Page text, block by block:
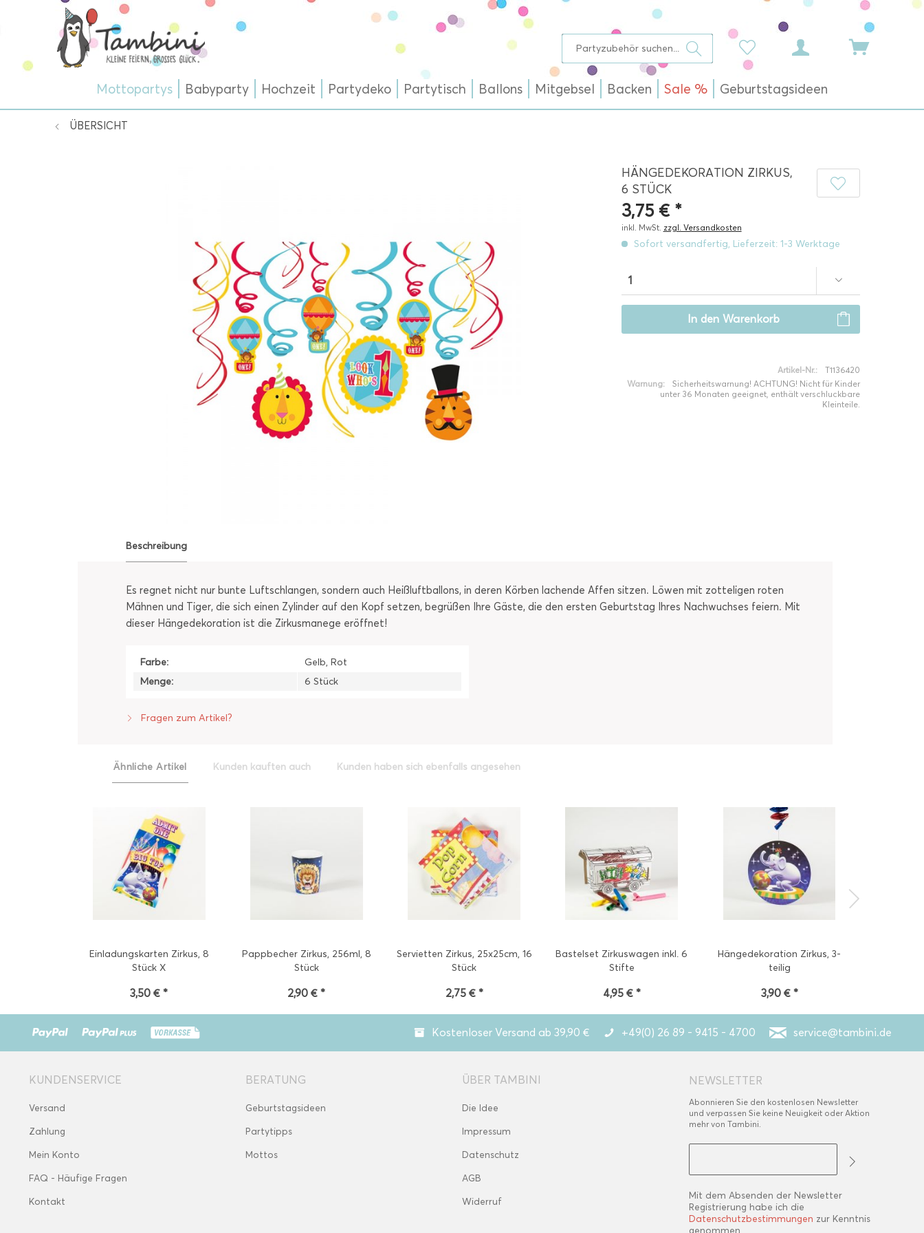
Mottopartys Babyparty Hochzeit Partydeko Partytisch Ballons Mitgebsel Backen Sale % Geburtstagsideen
ÜBERSICHT
HÄNGEDEKORATION ZIRKUS,
6 STÜCK
3,75 € *
inkl. MwSt. zzgl. Versandkosten
Sofort versandfertig, Lieferzeit: 1-3 Werktage
In den Warenkorb
Artikel-Nr.:
T1136420
Warnung:
Sicherheitswarnung! ACHTUNG! Nicht für Kinder
unter 36 Monaten geeignet, enthält verschluckbare
Kleinteile.
Beschreibung
Es regnet nicht nur bunte Luftschlangen, sondern auch Heißluftballons, in deren Körben lachende Affen sitzen. Löwen mit zotteligen roten
Mähnen und Tiger, die sich einen Zylinder auf den Kopf setzen, begrüßen Ihre Gäste, die den ersten Geburtstag Ihres Nachwuchses feiern. Mit
dieser Hängedekoration ist die Zirkusmanege eröffnet!
Farbe:
Gelb, Rot
Menge:
6 Stück
Fragen zum Artikel?
Ähnliche Artikel Kunden kauften auch Kunden haben sich ebenfalls angesehen
Einladungskarten Zirkus, 8
Stück X
3,50 € *
Pappbecher Zirkus, 256ml, 8
Stück
2,90 € *
Servietten Zirkus, 25x25cm, 16
Stück
2,75 € *
Bastelset Zirkuswagen inkl. 6
Stifte
4,95 € *
Hängedekoration Zirkus, 3-
teilig
3,90 € *
Kostenloser Versand ab 39,90 € +49(0) 26 89 - 9415 - 4700 service@tambini.de
KUNDENSERVICE
Versand
Zahlung
Mein Konto
FAQ - Häufige Fragen
Kontakt
BERATUNG
Geburtstagsideen
Partytipps
Mottos
ÜBER TAMBINI
Die Idee
Impressum
Datenschutz
AGB
Widerruf
NEWSLETTER
Abonnieren Sie den kostenlosen Newsletter
und verpassen Sie keine Neuigkeit oder Aktion
mehr von Tambini.
Mit dem Absenden der Newsletter
Registrierung habe ich die
Datenschutzbestimmungen zur Kenntnis
genommen